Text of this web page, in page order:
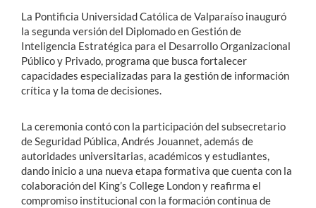
La Pontificia Universidad Católica de Valparaíso inauguró
la segunda versión del Diplomado en Gestión de
Inteligencia Estratégica para el Desarrollo Organizacional
Público y Privado, programa que busca fortalecer
capacidades especializadas para la gestión de información
crítica y la toma de decisiones.
La ceremonia contó con la participación del subsecretario
de Seguridad Pública, Andrés Jouannet, además de
autoridades universitarias, académicos y estudiantes,
dando inicio a una nueva etapa formativa que cuenta con la
colaboración del King’s College London y reafirma el
compromiso institucional con la formación continua de